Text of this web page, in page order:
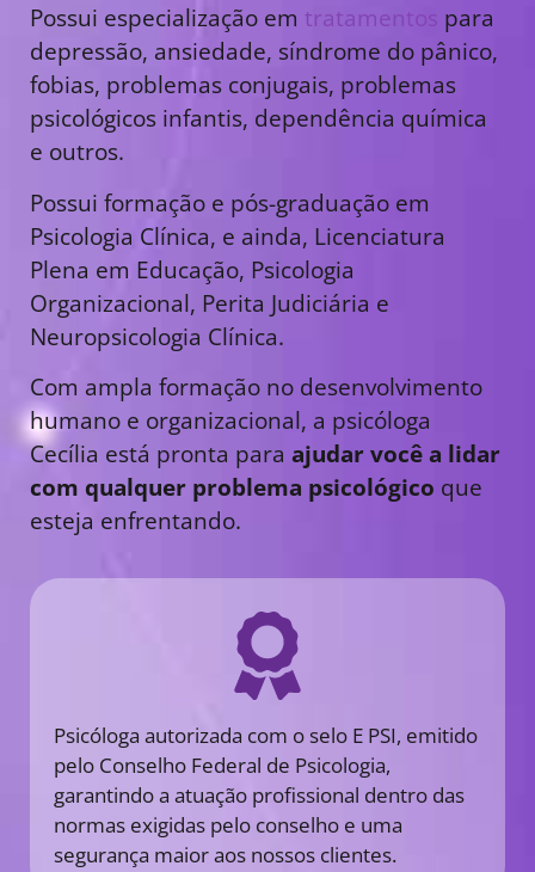
Possui especialização em tratamentos para
depressão, ansiedade, síndrome do pânico,
fobias, problemas conjugais, problemas
psicológicos infantis, dependência química
e outros.
Possui formação e pós-graduação em
Psicologia Clínica, e ainda, Licenciatura
Plena em Educação, Psicologia
Organizacional, Perita Judiciária e
Neuropsicologia Clínica.
Com ampla formação no desenvolvimento
humano e organizacional, a psicóloga
Cecília está pronta para ajudar você a lidar
com qualquer problema psicológico que
esteja enfrentando.
Psicóloga autorizada com o selo E PSI, emitido
pelo Conselho Federal de Psicologia,
garantindo a atuação profissional dentro das
normas exigidas pelo conselho e uma
segurança maior aos nossos clientes.